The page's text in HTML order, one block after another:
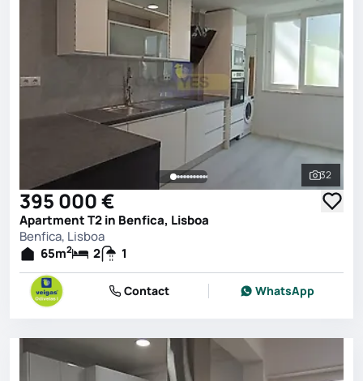
See all
32
395 000 €
Apartment T2 in Benfica, Lisboa
Benfica, Lisboa
65m2 2 1
Contact WhatsApp